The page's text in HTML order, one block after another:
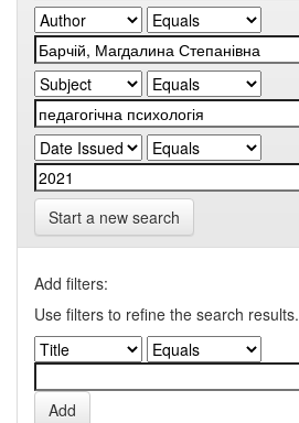
Start a new search
Add filters:
Use filters to refine the search results.